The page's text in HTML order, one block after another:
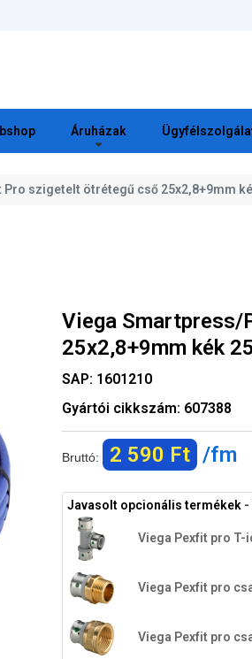
Áruházak
szigetelt ötrétegű cső 25x2,8+9mm
Viega
25x2,8+9mm kék
SAP: 1601210
Gyártói cikkszám: 607388
Bruttó: 2 590 Ft /fm
Javasolt opcionális termékek -
Viega Pexfit pro T-
Viega Pexfit pro
Viega Pexfit pro